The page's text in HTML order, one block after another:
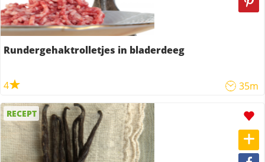
Rundergehaktrolletjes in bladerdeeg
4 35m
RECEPT